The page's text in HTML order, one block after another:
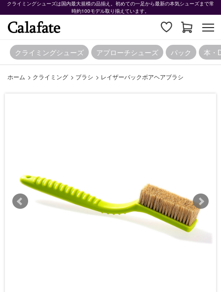
クライミングシューズは国内最大規模の品揃え。初めての一足から最新の本気シューズまで常
時約100モデル取り揃えています。
クライミングシューズ アプローチシューズ パック 本・
ホーム > クライミング > ブラシ > レイザーバックボアヘアブラシ